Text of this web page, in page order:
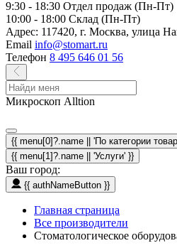
9:30 - 18:30 Отдел продаж (Пн-Пт)
10:00 - 18:00 Склад (Пн-Пт)
Адрес: 117420, г. Москва, улица
Email info@stomart.ru
Телефон 8 495 646 01 56
Микроскоп Alltion
{{ menu[0]?.name || 'По категории
{{ menu[1]?.name || 'Услуги' }}
Ваш город:
{{ authNameButton }}
Главная страница
Все производители
Стоматологическое